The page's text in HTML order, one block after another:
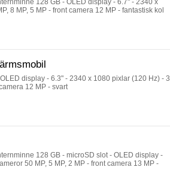
128 GB - OLED display - 6.7" - 2340 x
8 MP, 5 MP - front camera 12 MP - fantastisk kol
display - 6.3" - 2340 x 1080 pixlar (120 Hz) - 3
12 MP - svart
128 GB - microSD slot - OLED display -
50 MP, 5 MP, 2 MP - front camera 13 MP -